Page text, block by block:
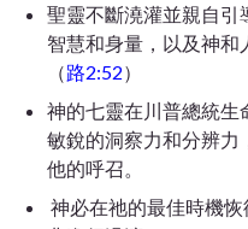
聖靈不斷澆灌並親自引
智慧和身量，以及神和
（路2:52）
神的七靈在川普總統生
敏銳的洞察力和分辨力
他的呼召。
神必在祂的最佳時機